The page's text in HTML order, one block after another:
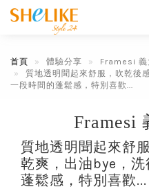
首頁 體驗分享 Framesi 義
質地透明聞起來舒服，吹乾後
一段時間的蓬鬆感，特別喜歡...
Framesi
質地透明聞起來舒
乾爽，出油bye，
蓬鬆感，特別喜歡...